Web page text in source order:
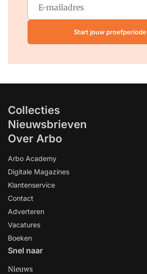
Start jouw proefperiode
Collecties
Nieuwsbrieven
Over Arbo
Arbo Academy
Digitale Magazines
Klantenservice
Contact
Adverteren
Vacatures
Boeken
Snel naar
Nieuws